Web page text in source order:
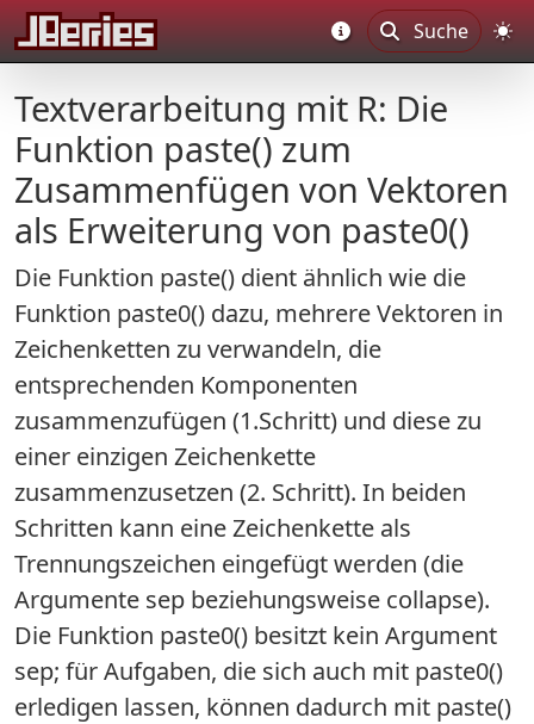
Suche
Textverarbeitung mit R: Die
Funktion paste() zum
Zusammenfügen von Vektoren
als Erweiterung von paste0()
Die Funktion paste() dient ähnlich wie die
Funktion paste0() dazu, mehrere Vektoren in
Zeichenketten zu verwandeln, die
entsprechenden Komponenten
zusammenzufügen (1.Schritt) und diese zu
einer einzigen Zeichenkette
zusammenzusetzen (2. Schritt). In beiden
Schritten kann eine Zeichenkette als
Trennungszeichen eingefügt werden (die
Argumente sep beziehungsweise collapse).
Die Funktion paste0() besitzt kein Argument
sep; für Aufgaben, die sich auch mit paste0()
erledigen lassen, können dadurch mit paste()